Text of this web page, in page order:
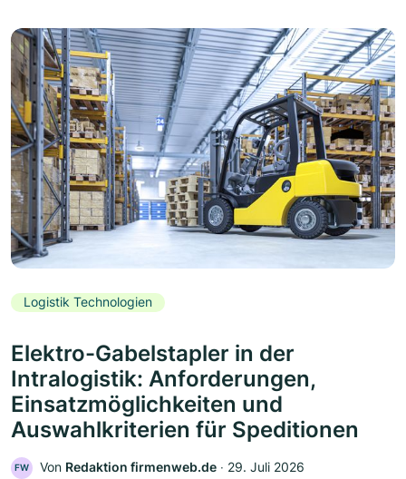
Logistik Technologien
Elektro-Gabelstapler in der
Intralogistik: Anforderungen,
Einsatzmöglichkeiten und
Auswahlkriterien für Speditionen
FW Von Redaktion firmenweb.de ‧ 29. Juli 2026